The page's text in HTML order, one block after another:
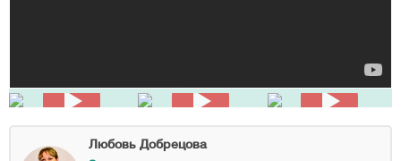
Любовь Добрецова